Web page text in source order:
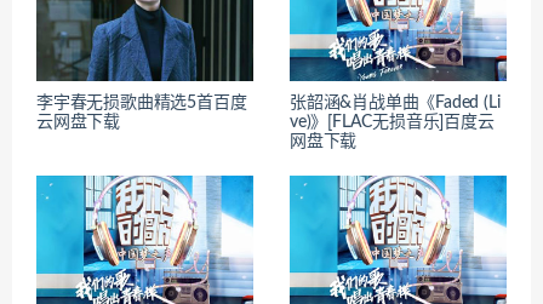
李宇春无损歌曲精选5首百度
云网盘下载
张韶涵&肖战单曲《Faded (Li
ve)》[FLAC无损音乐]百度云
网盘下载